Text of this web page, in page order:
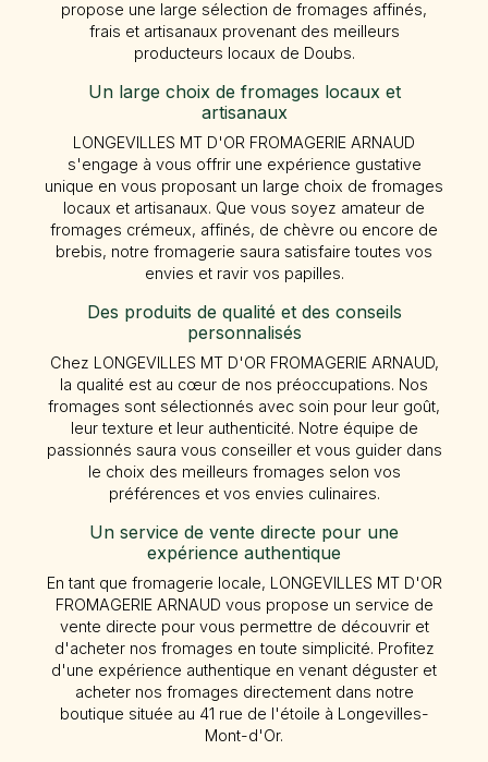
propose une large sélection de fromages affinés,
frais et artisanaux provenant des meilleurs
producteurs locaux de Doubs.
Un large choix de fromages locaux et
artisanaux
LONGEVILLES MT D'OR FROMAGERIE ARNAUD
s'engage à vous offrir une expérience gustative
unique en vous proposant un large choix de fromages
locaux et artisanaux. Que vous soyez amateur de
fromages crémeux, affinés, de chèvre ou encore de
brebis, notre fromagerie saura satisfaire toutes vos
envies et ravir vos papilles.
Des produits de qualité et des conseils
personnalisés
Chez LONGEVILLES MT D'OR FROMAGERIE ARNAUD,
la qualité est au cœur de nos préoccupations. Nos
fromages sont sélectionnés avec soin pour leur goût,
leur texture et leur authenticité. Notre équipe de
passionnés saura vous conseiller et vous guider dans
le choix des meilleurs fromages selon vos
préférences et vos envies culinaires.
Un service de vente directe pour une
expérience authentique
En tant que fromagerie locale, LONGEVILLES MT D'OR
FROMAGERIE ARNAUD vous propose un service de
vente directe pour vous permettre de découvrir et
d'acheter nos fromages en toute simplicité. Profitez
d'une expérience authentique en venant déguster et
acheter nos fromages directement dans notre
boutique située au 41 rue de l'étoile à Longevilles-
Mont-d'Or.